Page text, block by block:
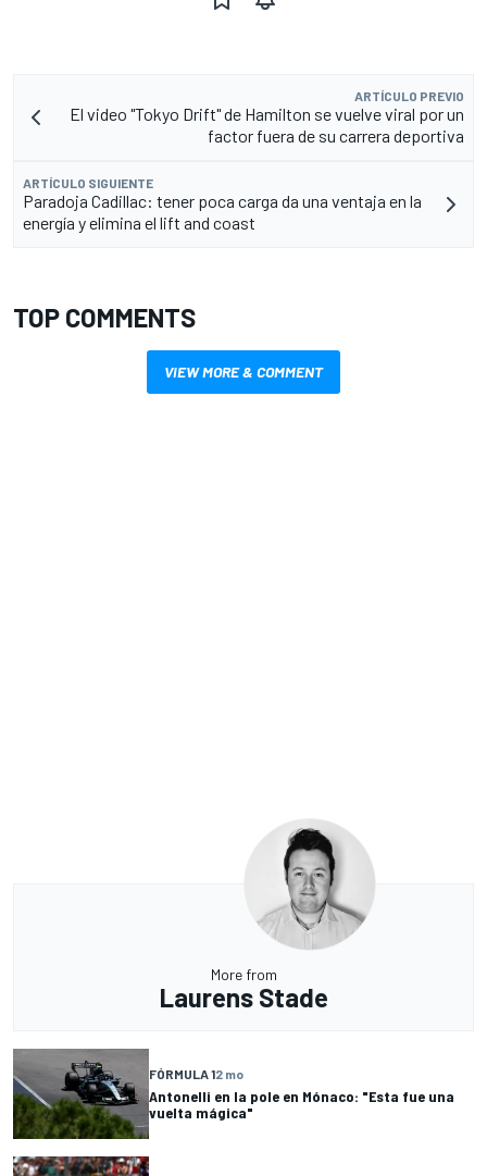
ARTÍCULO PREVIO
El video "Tokyo Drift" de Hamilton se vuelve viral por un
factor fuera de su carrera deportiva
ARTÍCULO SIGUIENTE
Paradoja Cadillac: tener poca carga da una ventaja en la
energía y elimina el lift and coast
TOP COMMENTS
VIEW MORE & COMMENT
More from
Laurens Stade
FÓRMULA 12 mo
Antonelli en la pole en Mónaco: "Esta fue una
vuelta mágica"